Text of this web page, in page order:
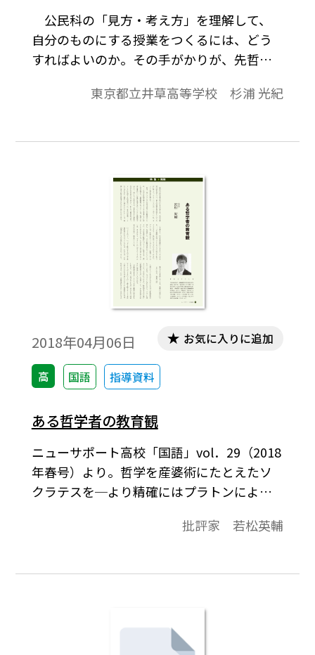
公民科の「見方・考え方」を理解して、
自分のものにする授業をつくるには、どう
すればよいのか。その手がかりが、先哲の
や日常の課題を考察する学習活動にあると
国思想”を現代の政治やニュースと関連させ
業での対話や論述によって、社会と自己に
向き合い、“温故知新”を実現する学びとな
東京都立井草高等学校 杉浦 光紀
2018年04月06日
高 国語 指導資料
お気に入りに追加
ある哲学者の教育観
ニューサポート高校「国語」vol．29（2018
年春号）より。哲学を産婆術にたとえたソ
クラテスを─より精確にはプラトンによっ
もいるかもしれない。アランは，生涯にわ
読した。その影響は甚大だったといってよ
十一章』にまとめられている。
批評家 若松英輔